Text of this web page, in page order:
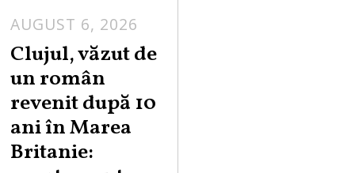
AUGUST 6, 2026
Clujul, văzut de
un român
revenit după 10
ani în Marea
Britanie: